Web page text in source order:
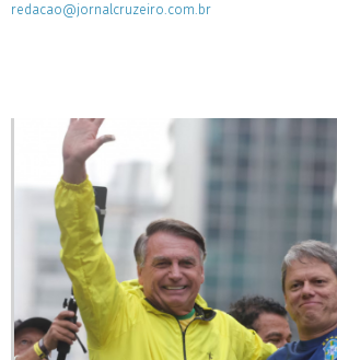
redacao@jornalcruzeiro.com.br